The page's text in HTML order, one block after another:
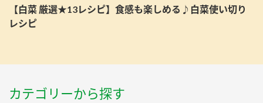
【白菜 厳選★13レシピ】食感も楽しめる♪白菜使い切り
レシピ
カテゴリーから探す